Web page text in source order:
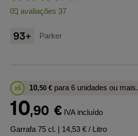
avaliações 37
93+ Parker
x6 10,50 € para 6 unidades ou mais.
10,90 € IVA incluído
Garrafa 75 cl. | 14,53 € / Litro